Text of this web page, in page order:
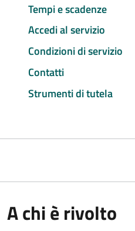
Tempi e scadenze
Accedi al servizio
Condizioni di servizio
Contatti
Strumenti di tutela
A chi è rivolto